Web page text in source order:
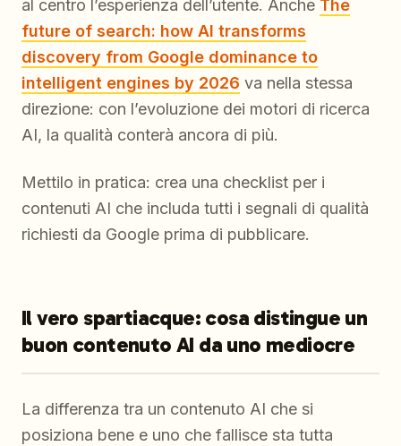
al centro l’esperienza dell’utente. Anche The
future of search: how AI transforms
discovery from Google dominance to
intelligent engines by 2026 va nella stessa
direzione: con l’evoluzione dei motori di ricerca
AI, la qualità conterà ancora di più.
Mettilo in pratica: crea una checklist per i
contenuti AI che includa tutti i segnali di qualità
richiesti da Google prima di pubblicare.
Il vero spartiacque: cosa distingue un
buon contenuto AI da uno mediocre
La differenza tra un contenuto AI che si
posiziona bene e uno che fallisce sta tutta